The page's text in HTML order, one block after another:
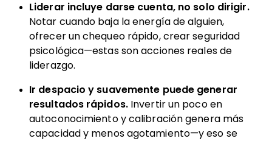
Liderar incluye darse cuenta, no solo dirigir.
Notar cuando baja la energía de alguien,
ofrecer un chequeo rápido, crear seguridad
psicológica—estas son acciones reales de
liderazgo.
Ir despacio y suavemente puede generar
resultados rápidos.Invertir un poco en
autoconocimiento y calibración genera más
capacidad y menos agotamiento—y eso se